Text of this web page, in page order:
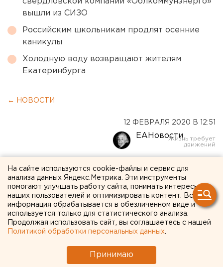
вышли из СИЗО
Российским школьникам продлят осенние
каникулы
Холодную воду возвращают жителям
Екатеринбурга
← НОВОСТИ
12 ФЕВРАЛЯ 2020 В 12:51
ЕАНовости
«Они оказались
реальными»: в
Екатеринбурге
девятиклассники покупали
задания к собеседованию
для допуска к ОГЭ
На сайте используются cookie-файлы и сервис для
анализа данных Яндекс.Метрика. Эти инструменты
помогают улучшать работу сайта, понимать интересы
наших пользователей и оптимизировать контент. Вся
информация обрабатывается в обезличенном виде и
используется только для статистического анализа.
Продолжая использовать сайт, вы соглашаетесь с нашей
Политикой обработки персональных данных
Принимаю